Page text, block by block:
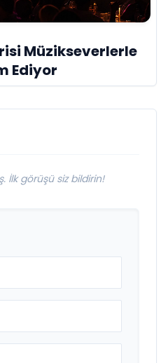
Müzikseverlerle
Ediyor
İlk görüşü siz bildirin!